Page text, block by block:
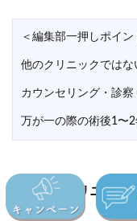
＜編集部一押しポイン
他のクリニックでは
カウンセリング・診
万が一の際の術後1〜
湘南美容クリニック